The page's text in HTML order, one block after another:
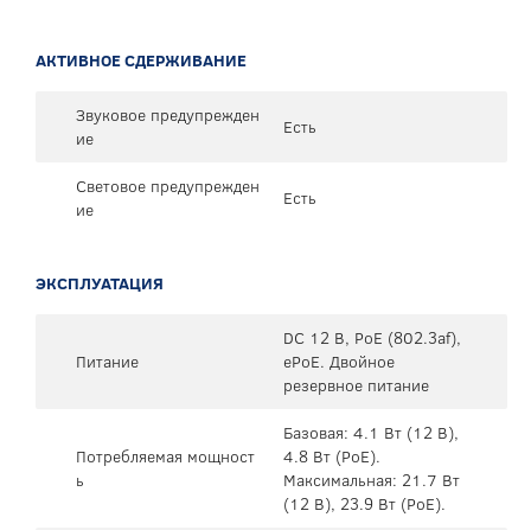
АКТИВНОЕ СДЕРЖИВАНИЕ
Звуковое предупрежден
ие
Есть
Световое предупрежден
ие
Есть
ЭКСПЛУАТАЦИЯ
Питание
DC 12 В, PoE (802.3af),
ePoE. Двойное
резервное питание
Потребляемая мощност
ь
Базовая: 4.1 Вт (12 В),
4.8 Вт (PoE).
Максимальная: 21.7 Вт
(12 В), 23.9 Вт (PoE).